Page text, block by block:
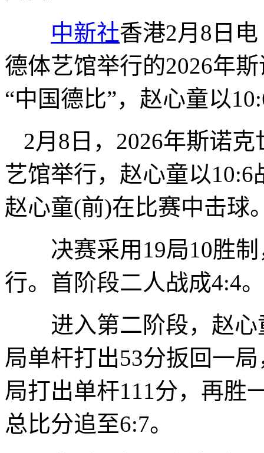
中新社香港2月8日
德体艺馆举行的2026年
“中国德比”，赵心童以
2月8日，2026年斯诺
艺馆举行，赵心童以
赵心童(前)在比赛中击
决赛采用19局10胜制
行。首阶段二人战成4:4。
进入第二阶段，赵心
局单杆打出53分扳回一
局打出单杆111分，再胜
总比分追至6:7。